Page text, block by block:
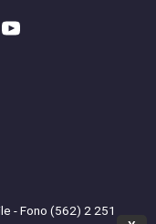
- Fono (562) 2 251